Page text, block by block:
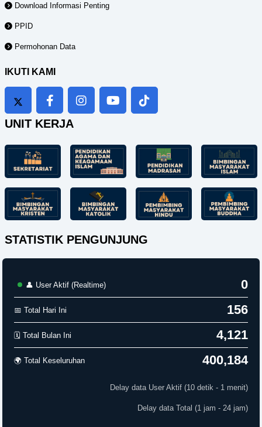
Download Informasi Penting
PPID
Permohonan Data
IKUTI KAMI
UNIT KERJA
STATISTIK PENGUNJUNG
👤 User Aktif (Realtime) 0
📅 Total Hari Ini 156
🗓️ Total Bulan Ini 4,121
🌍 Total Keseluruhan 400,184
Delay data User Aktif (10 detik - 1 menit)
Delay data Total (1 jam - 24 jam)